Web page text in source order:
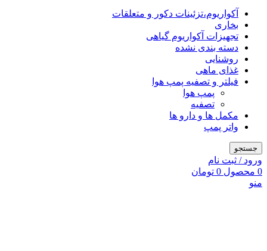
آکواریوم،تزئینات دکور و متعلقات
بخاری
تجهیزات آکواریوم گیاهی
دسته بندی نشده
روشنایی
غذای ماهی
فیلتر و تصفیه پمپ هوا
پمپ هوا
تصفیه
مکمل ها و دارو ها
واتر پمپ
جستجو
ورود / ثبت نام
0 محصول 0 تومان
منو